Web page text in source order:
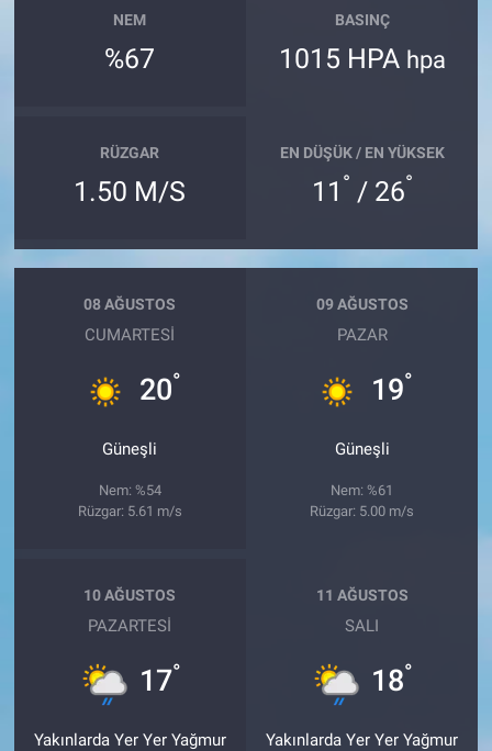
NEM
%67
BASINÇ
1015 HPA hpa
RÜZGAR
1.50 M/S
EN DÜŞÜK / EN YÜKSEK
11 ° / 26°
08 AĞUSTOS
CUMARTESI
20°
Güneşli
Nem: %54
Rüzgar: 5.61 m/s
09 AĞUSTOS
PAZAR
19°
Güneşli
Nem: %61
Rüzgar: 5.00 m/s
10 AĞUSTOS
PAZARTESI
17°
Yakınlarda Yer Yer Yağmur
11 AĞUSTOS
SALI
18°
Yakınlarda Yer Yer Yağmur